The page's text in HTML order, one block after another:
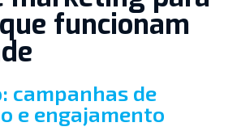
funcionam
campanhas de
e engajamento